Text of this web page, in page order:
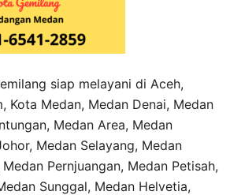
siap melayani di Aceh,
Kota Medan, Medan Denai, Medan
Medan Area, Medan
Medan Selayang, Medan
Pernjuangan, Medan Petisah,
Sunggal, Medan Helvetia,